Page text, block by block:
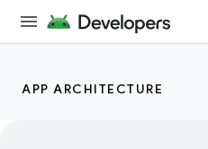
APP ARCHITECTURE